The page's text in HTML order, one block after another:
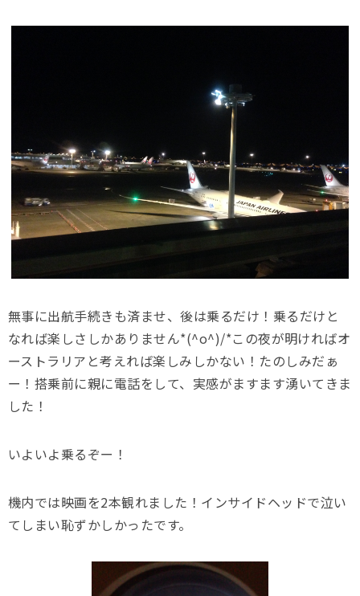
無事に出航手続きも済ませ、後は乗るだけ！乗るだけと
なれば楽しさしかありません*(^o^)/*この夜が明ければオ
ーストラリアと考えれば楽しみしかない！たのしみだぁ
ー！搭乗前に親に電話をして、実感がますます湧いてきま
した！
いよいよ乗るぞー！
機内では映画を2本観れました！インサイドヘッドで泣い
てしまい恥ずかしかったです。